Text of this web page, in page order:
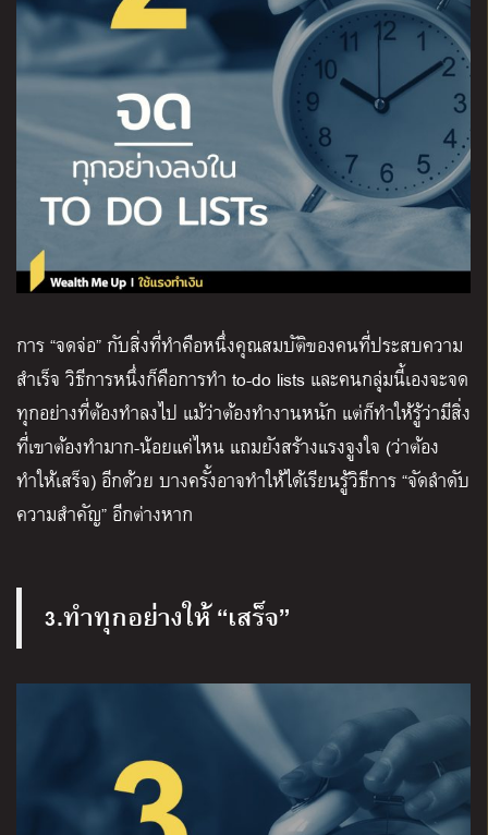
การ “จดจ่อ” กับสิ่งที่ทำคือหนึ่งคุณสมบัติของคนที่ประสบความ
สำเร็จ วิธีการหนึ่งก็คือการทำ to-do lists และคนกลุ่มนี้เองจะจด
ทุกอย่างที่ต้องทำลงไป แม้ว่าต้องทำงานหนัก แต่ก็ทำให้รู้ว่ามีสิ่ง
ที่เขาต้องทำมาก-น้อยแค่ไหน แถมยังสร้างแรงจูงใจ (ว่าต้อง
ทำให้เสร็จ) อีกด้วย บางครั้งอาจทำให้ได้เรียนรู้วิธีการ “จัดลำดับ
ความสำคัญ” อีกต่างหาก
3.ทำทุกอย่างให้ “เสร็จ”